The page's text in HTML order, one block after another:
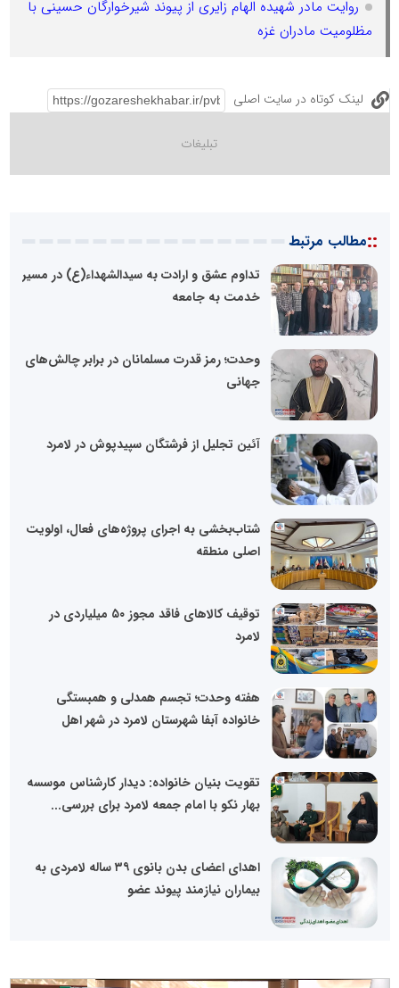
روایت مادر شهیده الهام زایری از پیوند شیرخوارگان حسینی با
مظلومیت مادران غزه
لینک کوتاه در سایت اصلی
::مطالب مرتبط
تداوم عشق و ارادت به سیدالشهداء(ع) در مسیر
خدمت به جامعه
وحدت؛ رمز قدرت مسلمانان در برابر چالش‌های
جهانی
آئین تجلیل از فرشتگان سپیدپوش در لامرد
شتاب‌بخشی به اجرای پروژه‌های فعال، اولویت
اصلی منطقه
توقیف کالاهای فاقد مجوز ۵۰ میلیاردی در
لامرد
هفته وحدت؛ تجسم همدلی و همبستگی
خانواده آبفا شهرستان لامرد در شهر اهل
تقویت بنیان خانواده: دیدار کارشناس موسسه
بهار نکو با امام جمعه لامرد برای بررسی...
اهدای اعضای بدن بانوی ۳۹ ساله لامردی به
بیماران نیازمند پیوند عضو